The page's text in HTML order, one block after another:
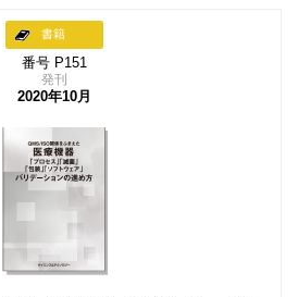
書籍
番号 P151
発刊
2020年10月